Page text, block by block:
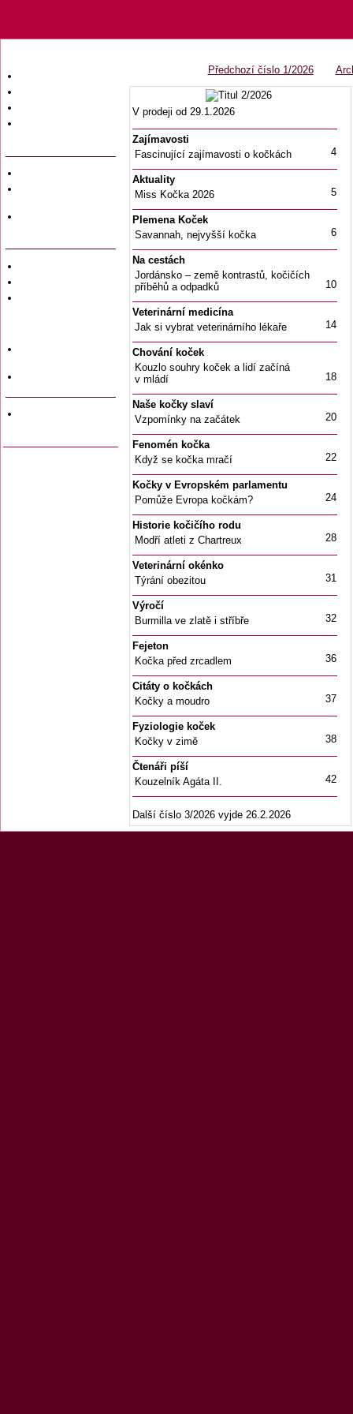
Předchozí číslo 1/2026
V prodeji od 29.1.2026
Zajímavosti
Fascinující zajímavosti o kočkách
4
Aktuality
Miss Kočka 2026
5
Plemena Koček
Savannah, nejvyšší kočka
6
Na cestách
Jordánsko – země kontrastů, kočičích
příběhů a odpadků
10
Veterinární medicína
Jak si vybrat veterinárního lékaře
14
Chování koček
Kouzlo souhry koček a lidí začíná
v mládí
18
Naše kočky slaví
Vzpomínky na začátek
20
Fenomén kočka
Když se kočka mračí
22
Kočky v Evropském parlamentu
Pomůže Evropa kočkám?
24
Historie kočičího rodu
Modří atleti z Chartreux
28
Veterinární okénko
Týrání obezitou
31
Výročí
Burmilla ve zlatě i stříbře
32
Fejeton
Kočka před zrcadlem
36
Citáty o kočkách
Kočky a moudro
37
Fyziologie koček
Kočky v zimě
38
Čtenáři píší
Kouzelník Agáta II.
42
Další číslo 3/2026 vyjde 26.2.2026